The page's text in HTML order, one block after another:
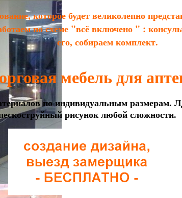
которое будет великолепно
по схеме "всё включено " :
его, собираем комплект.
мебель для
по индивидуальным
рисунок любой сложности.